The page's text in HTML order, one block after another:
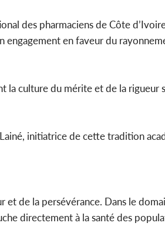
des pharmaciens de Côte
engagement en faveur du
la culture du mérite et de la rigueur
initiatrice de cette tradition
et de la persévérance. Dans le
directement à la santé des